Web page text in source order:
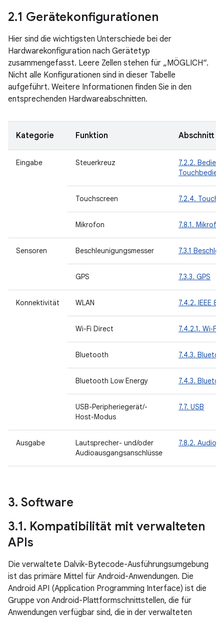
2.1 Gerätekonfigurationen
Hier sind die wichtigsten Unterschiede bei der
Hardwarekonfiguration nach Gerätetyp
zusammengefasst. Leere Zellen stehen für „MÖGLICH“.
Nicht alle Konfigurationen sind in dieser Tabelle
aufgeführt. Weitere Informationen finden Sie in den
entsprechenden Hardwareabschnitten.
Kategorie Funktion Abschnitt
Eingabe Steuerkreuz
7.2.2.
Touchscreen 7.2.4.
Mikrofon 7.8.1.
Sensoren Beschleunigungsmesser 7.3.1
GPS 7.3.3. GPS
Konnektivität WLAN 7.4.2. IEEE
Wi-Fi Direct 7.4.2.1. Wi‑Fi
Bluetooth 7.4.3.
Bluetooth Low Energy 7.4.3.
USB-Peripheriegerät/-
Host-Modus
7.7. USB
Ausgabe
Lautsprecher- und/oder
Audioausgangsanschlüsse
7.8.2.
3. Software
3.1. Kompatibilität mit verwalteten
APIs
Die verwaltete Dalvik-Bytecode-Ausführungsumgebung
ist das primäre Mittel für Android-Anwendungen. Die
Android API (Application Programming Interface) ist die
Gruppe von Android-Plattformschnittstellen, die für
Anwendungen verfügbar sind, die in der verwalteten